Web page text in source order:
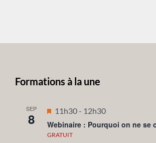
Formations à la une
SEP
8
Mis
en
avant
11h30- 12h30
Webinaire : Pourquoi on ne se
GRATUIT